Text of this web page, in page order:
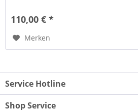
110,00 € *
Merken
Service Hotline
Shop Service